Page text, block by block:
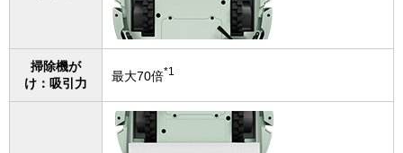
掃除機が
け：吸引力
最大70倍*1